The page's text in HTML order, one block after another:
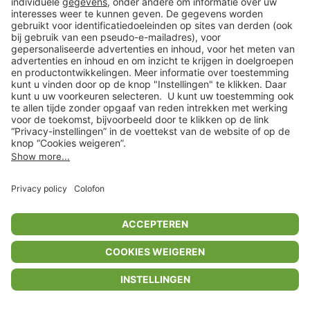
PrivacyinstellingenAlgemene voorwaardenPrivacybeleidColofon
Help Center